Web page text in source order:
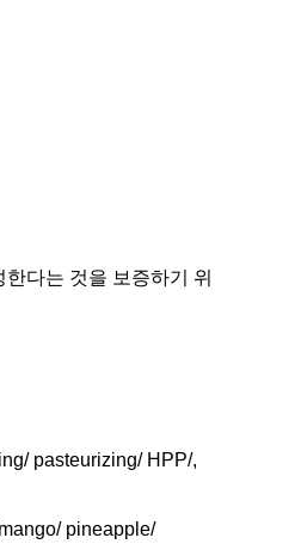
다는 것을 보증하기 위
pasteurizing/ HPP/,
pineapple/